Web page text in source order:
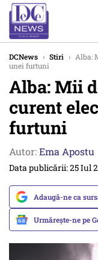
DCNews › Stiri › Alba:
unei furtuni
Alba: Mii
curent
furtuni
Autor:Ema Apostu
Data publicării: 25 Iul
Adaugă-ne ca
Urmărește-ne pe